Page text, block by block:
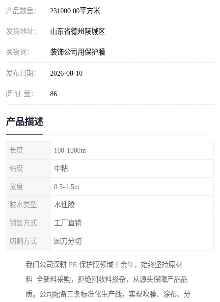
产品数量： 231000.00平方米
发货地址： 山东省德州陵城区
关键词： 装饰公司用保护膜
发布日期： 2026-08-10
阅 读 量： 86
产品描述
长度 100-1000m
粘度 中粘
宽度 0.5-1.5m
胶水类型 水性胶
销售方式 工厂直销
切割方式 圆刀分切
我们公司深耕 PE 保护膜领域十余年，始终坚持原材
料 全新料采购，拒绝回收料掺杂，从源头保障产品品
质。公司配备三条标准化生产线，实现吹膜、涂布、分